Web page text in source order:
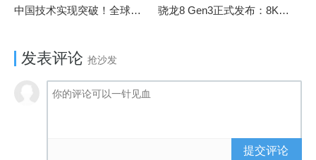
中国技术实现突破！全球最先进的3D NAND存储芯片被发现 骁龙8 Gen3正式发布：8K240手游成真！AI性能飙升98％
发表评论 抢沙发
提交评论